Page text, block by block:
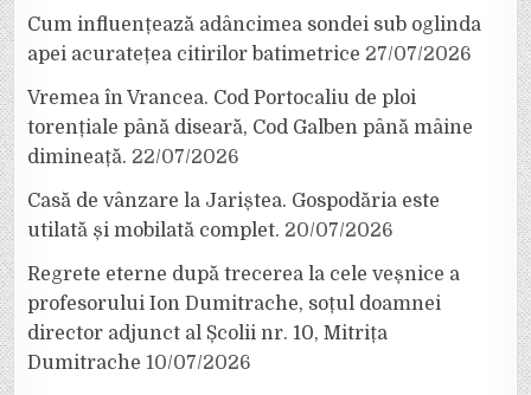
Cum influențează adâncimea sondei sub oglinda
apei acuratețea citirilor batimetrice 27/07/2026
Vremea în Vrancea. Cod Portocaliu de ploi
torențiale până diseară, Cod Galben până mâine
dimineață. 22/07/2026
Casă de vânzare la Jariștea. Gospodăria este
utilată și mobilată complet. 20/07/2026
Regrete eterne după trecerea la cele veșnice a
profesorului Ion Dumitrache, soțul doamnei
director adjunct al Școlii nr. 10, Mitrița
Dumitrache 10/07/2026